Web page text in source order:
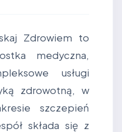
Zdrowiem to
medyczna,
usługi
zdrowotną, w
szczepień
składa się z